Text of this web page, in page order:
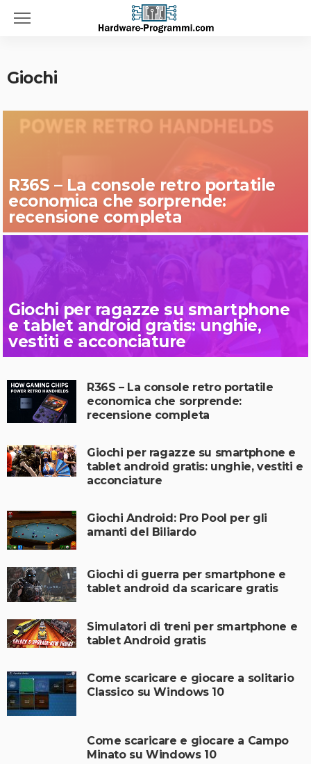
Giochi
R36S – La console retro portatile
economica che sorprende:
recensione completa
Giochi per ragazze su smartphone
e tablet android gratis: unghie,
vestiti e acconciature
R36S – La console retro portatile
economica che sorprende:
recensione completa
Giochi per ragazze su smartphone e
tablet android gratis: unghie, vestiti e
acconciature
Giochi Android: Pro Pool per gli
amanti del Biliardo
Giochi di guerra per smartphone e
tablet android da scaricare gratis
Simulatori di treni per smartphone e
tablet Android gratis
Come scaricare e giocare a solitario
Classico su Windows 10
Come scaricare e giocare a Campo
Minato su Windows 10